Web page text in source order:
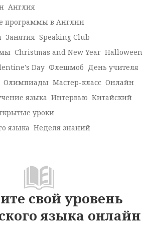
Англия
программы в Англии
Занятия Speaking Club
Christmas and New Year Halloween
Day Флешмоб День учителя
Олимпиады Мастер-класс Онлайн
языка Интервью Китайский
уроки
языка Неделя знаний
свой уровень
языка онлайн